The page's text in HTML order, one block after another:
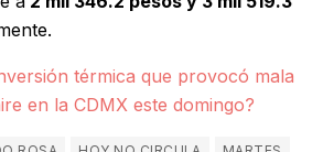
térmica que provocó mala
en la CDMX este domingo?